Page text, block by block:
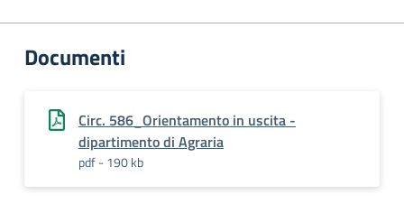
Documenti
Circ. 586_Orientamento in uscita -
dipartimento di Agraria
pdf - 190 kb